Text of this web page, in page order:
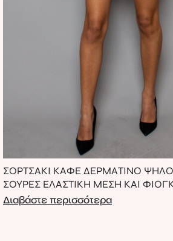
ΣΟΡΤΣΑΚΙ ΚΑΦΕ ΔΕΡΜΑΤΙΝΟ
ΣΟΥΡΕΣ ΕΛΑΣΤΙΚΗ ΜΕΣΗ ΚΑΙ
Διαβάστε περισσότερα